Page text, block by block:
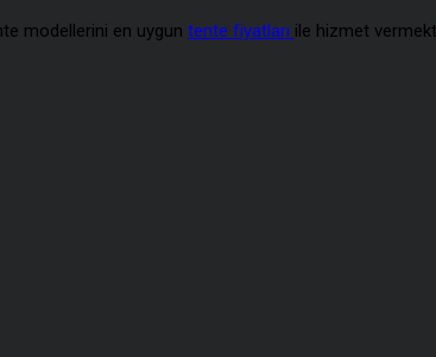
modellerini en uygun tente fiyatları ile hizmet